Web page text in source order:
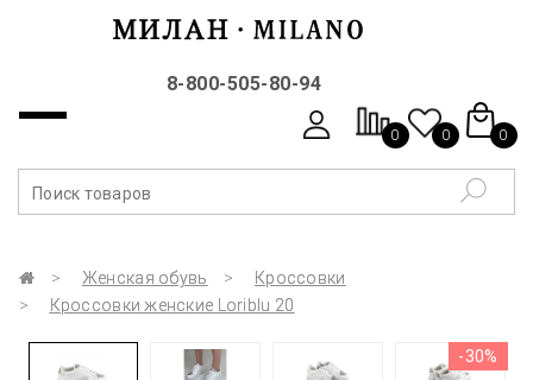
8-800-505-80-94
0 0 0
Женская обувь
Кроссовки
Кроссовки женские Loriblu 20
-30%